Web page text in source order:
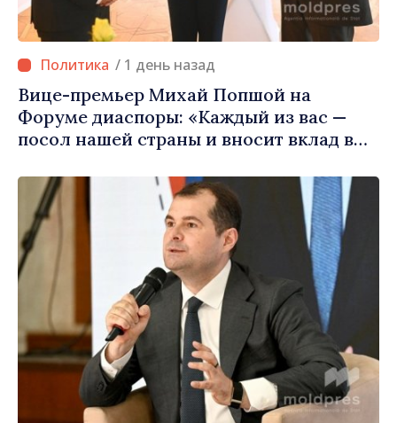
/ 1 день назад
Вице-премьер Михай Попшой на
Форуме диаспоры: «Каждый из вас —
посол нашей страны и вносит вклад в
Молдова»